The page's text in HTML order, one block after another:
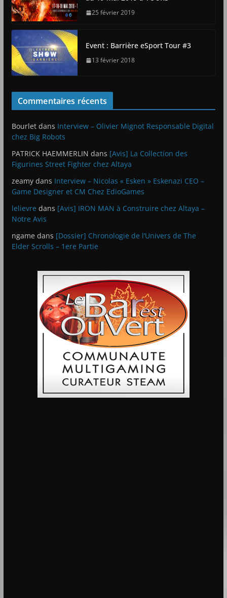
25 février 2019
Event : Barrière eSport Tour #3
13 février 2018
Commentaires récents
Bourletdans Interview – Olivier Mignot Responsable Digital
chez Big Robots
PATRICK HAEMMERLIN dans [Avis] La Collection des
Figurines Street Fighter chez Altaya
zeamydans Interview – Nicolas « Esken » Eskenazi CEO –
Game Designer et CM Chez EdioGames
lelievre dans [Avis] IRON MAN à Construire chez Altaya –
Notre Avis
ngame dans [Dossier] Chronologie de l’Univers de The
Elder Scrolls – 1ere Partie